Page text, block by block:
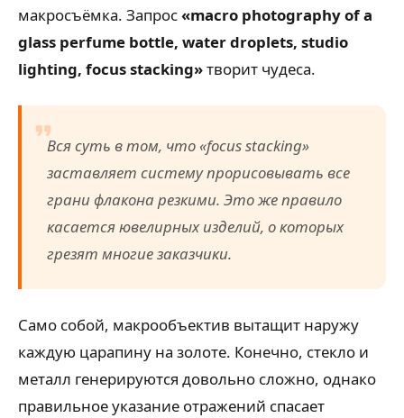
макросъёмка. Запрос«macro photography of a
glass perfume bottle, water droplets, studio
lighting, focus stacking»творит чудеса.
Вся суть в том, что«focus stacking»
заставляет систему прорисовывать все
грани флакона резкими. Это же правило
касается ювелирных изделий, о которых
грезят многие заказчики.
Само собой, макрообъектив вытащит наружу
каждую царапину на золоте. Конечно, стекло и
металл генерируются довольно сложно, однако
правильное указание отражений спасает